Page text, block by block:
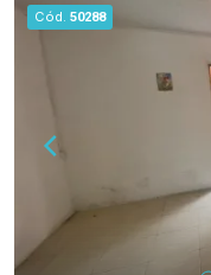
funcionalidade.
com
lazer,
pets. Esse
região. Embora a
possibilidade de
proximidades ou até adaptar
garagem. Não perca a chance de morar no
coração da
Cód. 50288